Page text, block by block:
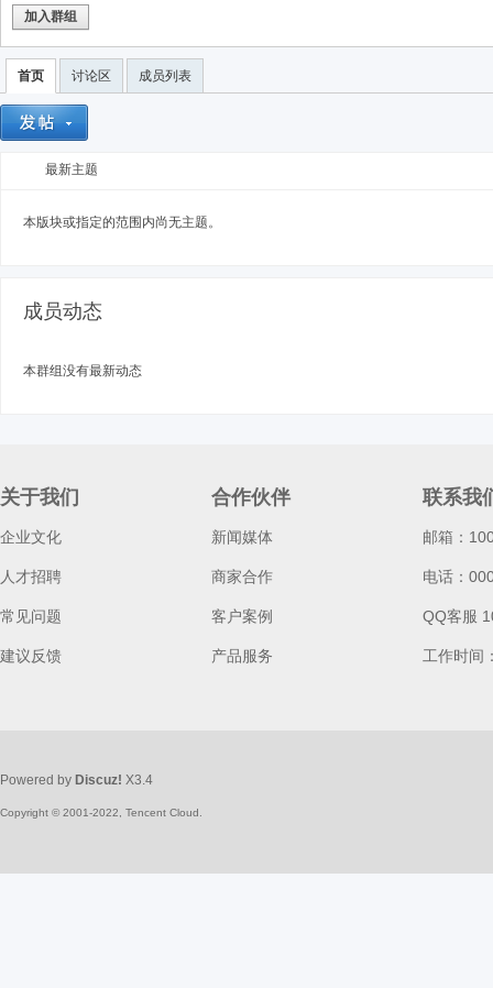
Bo
d
加入群组
首页 讨论区 成员列表
最新主题
本版块或指定的范围内尚无主题。
成员动态
本群组没有最新动态
关于我们
企业文化
人才招聘
常见问题
建议反馈
合作伙伴
新闻媒体
商家合作
客户案例
产品服务
联系我
邮箱：
电话：
QQ客服
工作时间
Powered by Discuz! X3.4
Copyright © 2001-2022, Tencent Cloud.